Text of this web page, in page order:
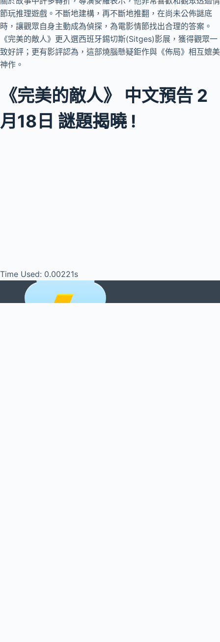
節玩推理遊戲。不斷地建構，再不斷地推翻，在尚未公佈謎底
時，讓觀眾自身主動成為偵探，為電影情節找出合理的答案。
《完美的敵人》更入選西班牙錫切斯(Sitges)影展，獲得觀眾一
致好評；更有影評認為，這部燒腦懸疑鉅作與《佈局》相互媲美
神作。
《完美的敵人》 中文預告 2
月18日 謎題揭曉 !
Time Used: 0.00221s